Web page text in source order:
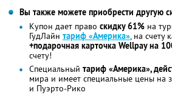
Вы также можете приобрести другую
Купон дает право скидку 61% на
ГудЛайн тариф «Америка», на счету
+подарочная карточка Wellpay на
счету!
Специальный тариф «Америка»,
мира и имеет специальные цены на
и Пуэрто-Рико